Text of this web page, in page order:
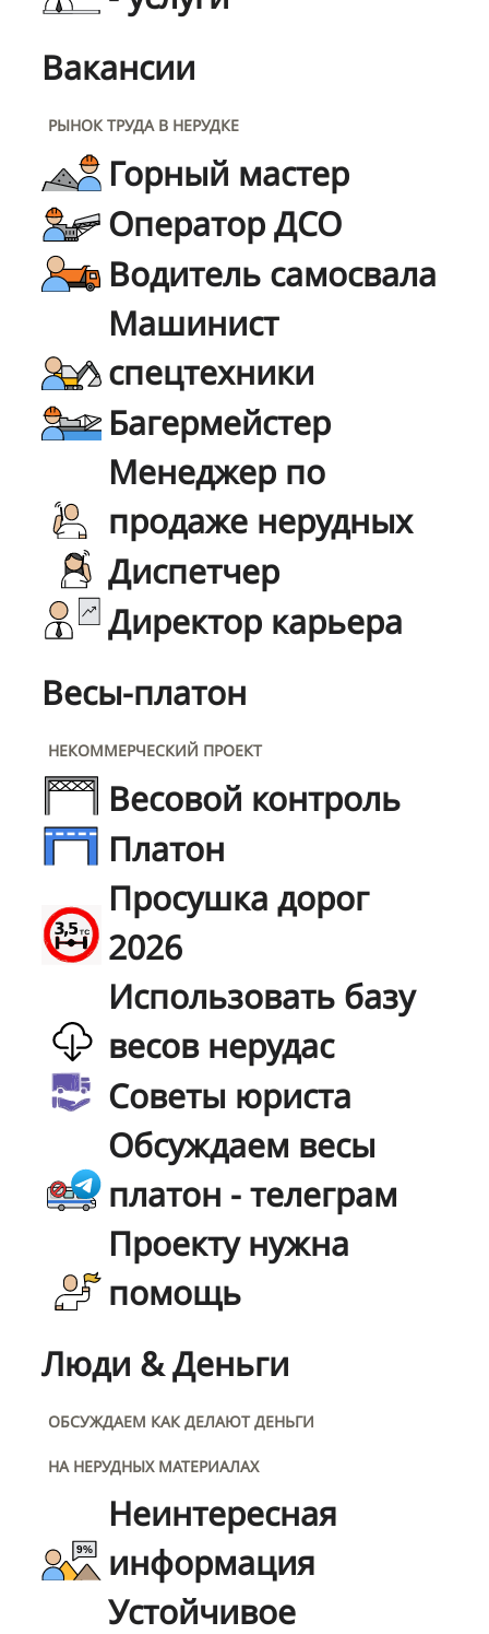
Вакансии
РЫНОК ТРУДА В НЕРУДКЕ
Горный мастер
Оператор ДСО
Водитель самосвала
Машинист
спецтехники
Багермейстер
Менеджер по
продаже нерудных
Диспетчер
Директор карьера
Весы-платон
НЕКОММЕРЧЕСКИЙ ПРОЕКТ
Весовой контроль
Платон
Просушка дорог
2026
Использовать базу
весов нерудас
Советы юриста
Обсуждаем весы
платон - телеграм
Проекту нужна
помощь
Люди & Деньги
ОБСУЖДАЕМ КАК ДЕЛАЮТ ДЕНЬГИ
НА НЕРУДНЫХ МАТЕРИАЛАХ
Неинтересная
информация
Устойчивое